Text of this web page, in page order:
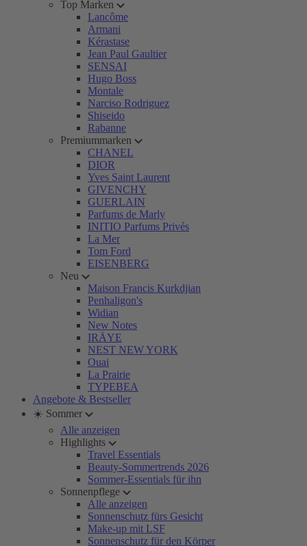
Top Marken
Lancôme
Armani
Kérastase
Jean Paul Gaultier
SENSAI
Hugo Boss
Montale
Narciso Rodriguez
Shiseido
Rabanne
Premiummarken
CHANEL
DIOR
Yves Saint Laurent
GIVENCHY
GUERLAIN
Parfums de Marly
INITIO Parfums Privés
La Mer
Tom Ford
EISENBERG
Neu
Maison Francis Kurkdjian
Penhaligon's
Widian
New Notes
IRÄYE
NEST NEW YORK
Ouai
La Prairie
TYPEBEA
Angebote & Bestseller
☀️ Sommer
Alle anzeigen
Highlights
Travel Essentials
Beauty-Sommertrends 2026
Sommer-Essentials für ihn
Sonnenpflege
Alle anzeigen
Sonnenschutz fürs Gesicht
Make-up mit LSF
Sonnenschutz für den Körper